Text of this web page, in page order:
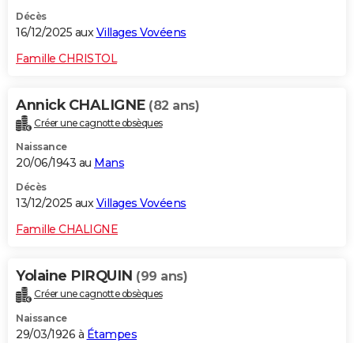
Décès
16/12/2025 aux Villages Vovéens
Famille CHRISTOL
Annick CHALIGNE (82 ans)
Créer une cagnotte obsèques
Naissance
20/06/1943 au Mans
Décès
13/12/2025 auxVillages Vovéens
Famille CHALIGNE
Yolaine PIRQUIN (99 ans)
Créer une cagnotte obsèques
Naissance
29/03/1926 à Étampes